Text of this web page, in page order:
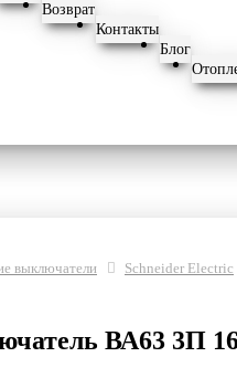
Возврат
Контакты
Блог
выключатели Schneider Electric
ВА63 3П